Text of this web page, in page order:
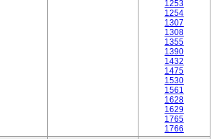
1253
1254
1307
1308
1355
1390
1432
1475
1530
1561
1628
1629
1765
1766